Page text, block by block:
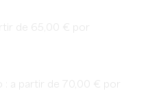
de 65,00 € por
: a partir de 70,00 € por